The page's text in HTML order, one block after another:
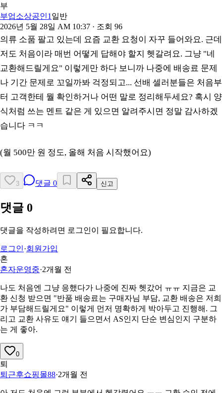
부
부업소상공인1 일반
2026년 5월 28일 AM 10:37 · 조회 96
의류 소품 팔고 있는데 요즘 교환 요청이 자꾸 들어와요. 근데
저도 처음이라 매번 어떻게 답해야 할지 헷갈려요. 그냥 "네
교환해드릴게요" 이렇게만 하다 보니까 나중에 배송료 문제
나 기간 문제로 꼬일까봐 걱정되고... 선배 셀러분들은 처음부
터 고객한테 뭘 확인하거나 어떤 말로 정리해두세요? 혹시 양
식처럼 쓰는 멘트 같은 게 있으면 알려주시면 정말 감사하겠
습니다 ㅋㅋ
(월 500만 원 정도, 올해 처음 시작했어요)
3 댓글 0 신고
댓글 0
댓글을 작성하려면 로그인이 필요합니다.
로그인·회원가입
혼
혼자운영중·2개월 전
나도 처음엔 그냥 응했다가 나중에 진짜 헷갔어 ㅠㅠ 지금은 교
환 신청 받으면 "반품 배송료는 구매자님 부담, 교환 배송은 저희
가 부담해드릴게요" 이렇게 먼저 명확하게 박아두고 진행해. 그
리고 교환 사유도 얘기 들으면서 AS인지 단순 변심인지 구분하
는 게 좋아.
0
퇴
퇴근후쇼핑몰88·2개월 전